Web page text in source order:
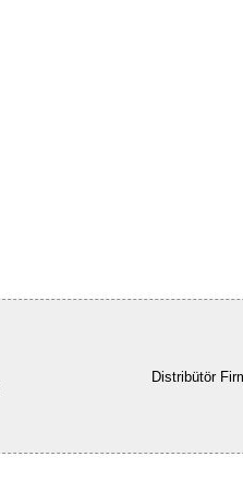
Distribütör